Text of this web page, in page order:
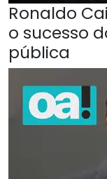
Ronaldo
o sucesso
pública